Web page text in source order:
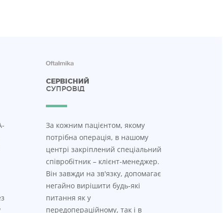
СЕРВІСНИЙ
СУПРОВІД
За кожним пацієнтом, якому
потрібна операція, в нашому
центрі закріплений спеціальний
співробітник – клієнт-менеджер.
Він завжди на зв'язку, допомагає
негайно вирішити будь-які
питання як у
передопераційному, так і в